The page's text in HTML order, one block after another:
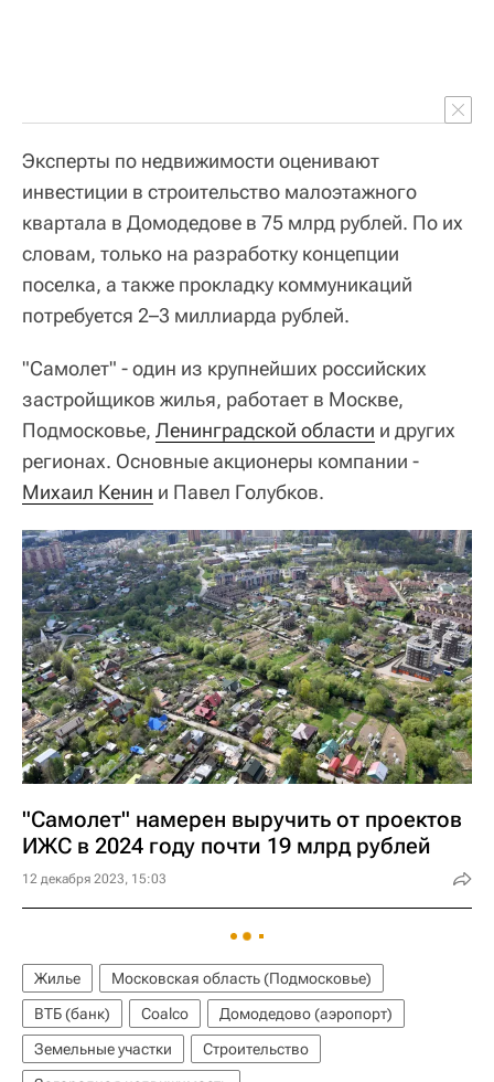
Эксперты по недвижимости оценивают
инвестиции в строительство малоэтажного
квартала в Домодедове в 75 млрд рублей. По их
словам, только на разработку концепции
поселка, а также прокладку коммуникаций
потребуется 2–3 миллиарда рублей.
"Самолет" - один из крупнейших российских
застройщиков жилья, работает в Москве,
Подмосковье, Ленинградской области и других
регионах. Основные акционеры компании -
Михаил Кенин и Павел Голубков.
"Самолет" намерен выручить от проектов
ИЖС в 2024 году почти 19 млрд рублей
12 декабря 2023, 15:03
Жилье
Московская область (Подмосковье)
ВТБ (банк)
Coalco
Домодедово (аэропорт)
Земельные участки
Строительство